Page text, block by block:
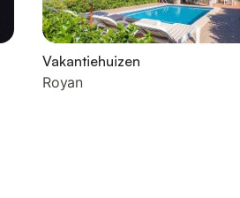
Vakantiehuizen
Royan